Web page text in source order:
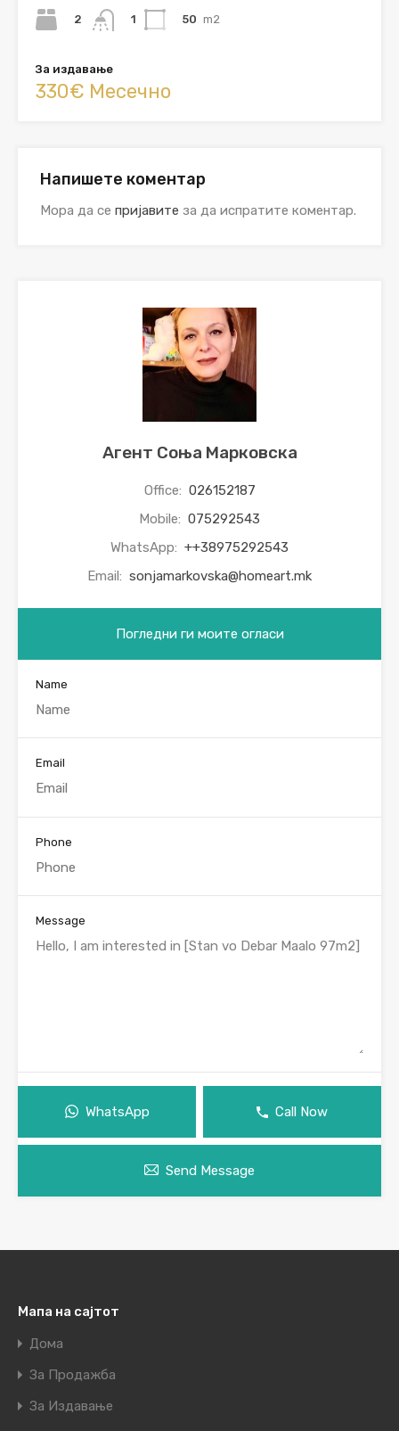
2
1
50 m2
За издавање
330€ Месечно
Напишете коментар
Мора да се пријавите за да испратите коментар.
Агент Соња Марковска
Office: 026152187
Mobile: 075292543
WhatsApp: ++38975292543
Email: sonjamarkovska@homeart.mk
Погледни ги моите огласи
Name
Email
Phone
Message
WhatsApp Call Now
Send Message
Мапа на сајтот
Дома
За Продажба
За Издавање